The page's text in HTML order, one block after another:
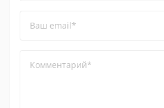
Ваш email*
Комментарий*